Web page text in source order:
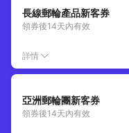
長線郵輪產品新客券
領券後14天內有效
詳情
亞洲郵輪團新客券
領券後14天內有效